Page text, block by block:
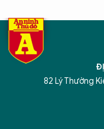
82 Lý Thường